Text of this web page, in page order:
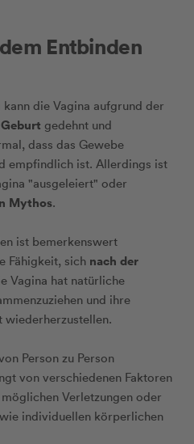
Entbinden
die Vagina aufgrund der
gedehnt und
dass das Gewebe
empfindlich ist. Allerdings ist
"ausgeleiert" oder
Mythos.
ist bemerkenswert
Fähigkeit, sich nach der
Vagina hat natürliche
und ihre
wiederherzustellen.
Person zu Person
von verschiedenen Faktoren
Verletzungen oder
individuellen körperlichen